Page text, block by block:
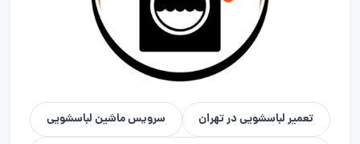
تعمیر لباسشویی در تهران
سرویس ماشین لباسشویی